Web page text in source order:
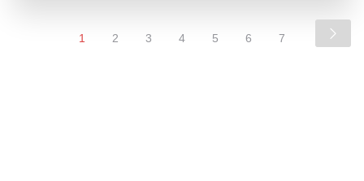
1 2 3 4 5 6 7